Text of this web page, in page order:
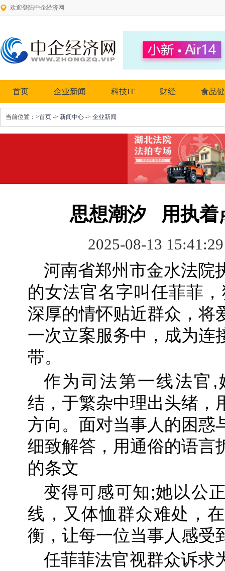
欢迎登陆中企经济网
首页 企业新闻 科技IT 财经 食品
当前位置： >首页 -> 新闻中心 -> 企业新闻
思想潮汐 用执着
2025-08-13
河南省郑州市金水法院
的女法官名字叫任菲菲
深厚的情怀贴近群众，将
一次立案服务中，成为连
带。
作为司法第一线法官,
结，于繁杂中理出头绪，
方向。面对当事人的困惑
细致解答，用通俗的语言
的条文
变得可感可知;她以公
线，又体恤群众难处，
衡，让每一位当事人感受
任菲菲法官视群众诉求